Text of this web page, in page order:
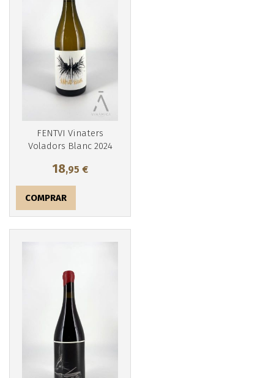
FENTVI Vinaters
Voladors Blanc 2024
18,95 €
COMPRAR
Más info
Más info